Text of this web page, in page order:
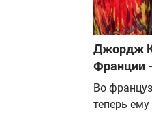
Джордж
Франции
Во
теперь